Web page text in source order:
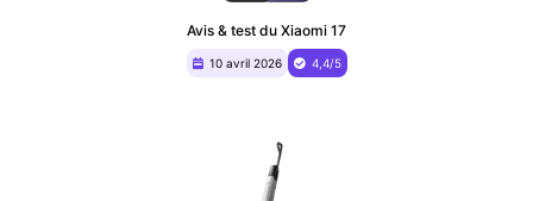
Avis & test du Xiaomi 17
10 avril 2026 4,4/5